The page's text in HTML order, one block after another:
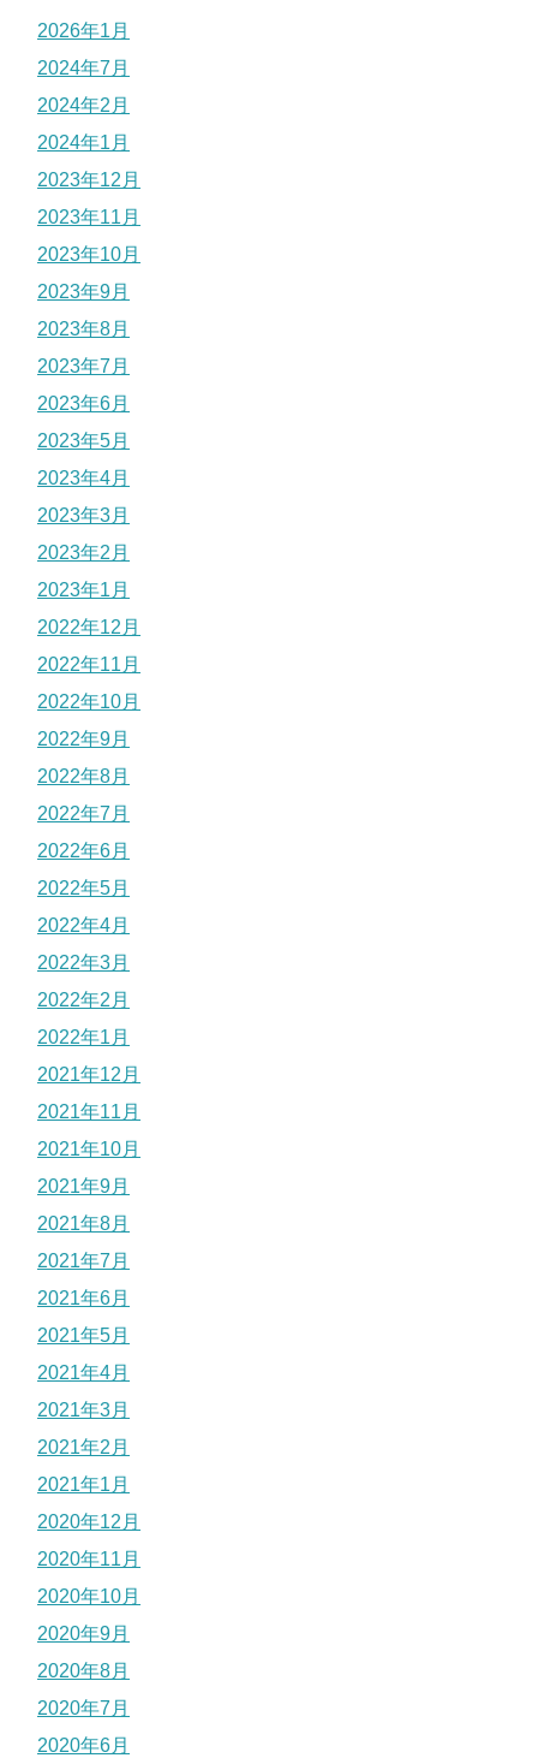
2026年1月
2024年7月
2024年2月
2024年1月
2023年12月
2023年11月
2023年10月
2023年9月
2023年8月
2023年7月
2023年6月
2023年5月
2023年4月
2023年3月
2023年2月
2023年1月
2022年12月
2022年11月
2022年10月
2022年9月
2022年8月
2022年7月
2022年6月
2022年5月
2022年4月
2022年3月
2022年2月
2022年1月
2021年12月
2021年11月
2021年10月
2021年9月
2021年8月
2021年7月
2021年6月
2021年5月
2021年4月
2021年3月
2021年2月
2021年1月
2020年12月
2020年11月
2020年10月
2020年9月
2020年8月
2020年7月
2020年6月